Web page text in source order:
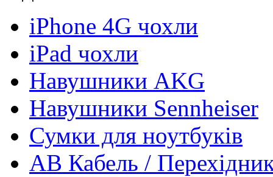
iPhone 4G чохли
iPad чохли
Навушники AKG
Навушники Sennheiser
Сумки для ноутбуків
АВ Кабель /